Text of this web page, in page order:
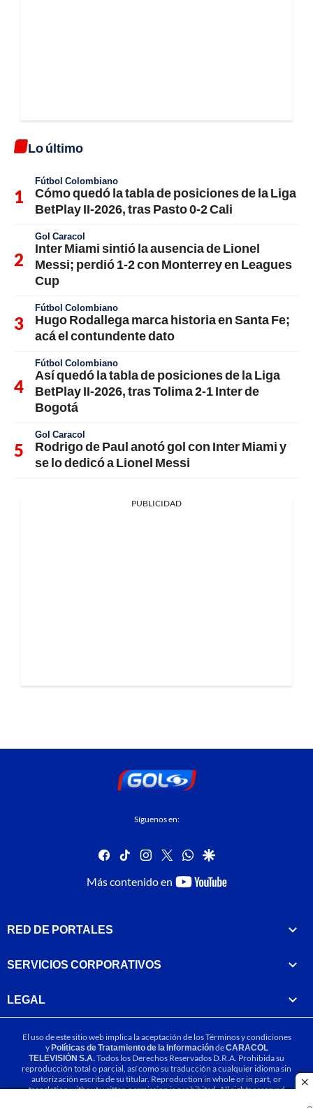
Lo último
Fútbol Colombiano
Cómo quedó la tabla de posiciones de la Liga
BetPlay II-2026, tras Pasto 0-2 Cali
Gol Caracol
Inter Miami sintió la ausencia de Lionel
Messi; perdió 1-2 con Monterrey en Leagues
Cup
Fútbol Colombiano
Hugo Rodallega marca historia en Santa Fe;
acá el contundente dato
Fútbol Colombiano
Así quedó la tabla de posiciones de la Liga
BetPlay II-2026, tras Tolima 2-1 Inter de
Bogotá
Gol Caracol
Rodrigo de Paul anotó gol con Inter Miami y
se lo dedicó a Lionel Messi
PUBLICIDAD
Síguenos en:
facebook
tiktok instagram
twitterwhatsapp
google
Más contenido en
youtube-
RED DE PORTALES
SERVICIOS CORPORATIVOS
LEGAL
El uso de este sitio web implica la aceptación de losTérminos y condiciones
yPolíticas de Tratamiento de la InformacióndeCARACOL
TELEVISIÓN S.A.Todos los Derechos Reservados D.R.A. Prohibida su
reproducción total o parcial, así como su traducción a cualquier idioma sin
autorización escrita de su titular. Reproduction in whole or in part, or
translation without written permission is prohibited. All rights reserved